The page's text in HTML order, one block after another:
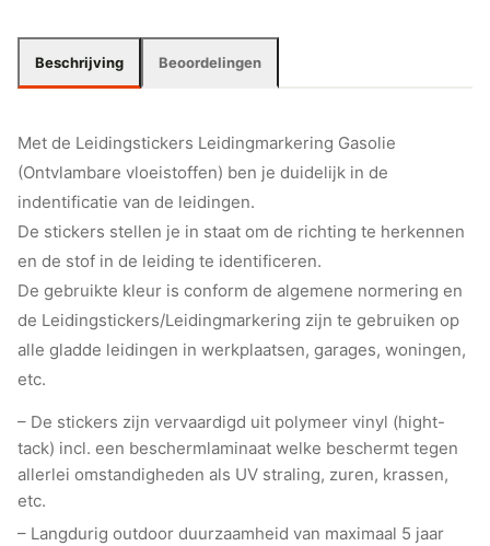
Beschrijving Beoordelingen
Met de Leidingstickers Leidingmarkering Gasolie
(Ontvlambare vloeistoffen) ben je duidelijk in de
indentificatie van de leidingen.
De stickers stellen je in staat om de richting te herkennen
en de stof in de leiding te identificeren.
De gebruikte kleur is conform de algemene normering en
de Leidingstickers/Leidingmarkering zijn te gebruiken op
alle gladde leidingen in werkplaatsen, garages, woningen,
etc.
– De stickers zijn vervaardigd uit polymeer vinyl (hight-
tack) incl. een beschermlaminaat welke beschermt tegen
allerlei omstandigheden als UV straling, zuren, krassen,
etc.
– Langdurig outdoor duurzaamheid van maximaal 5 jaar